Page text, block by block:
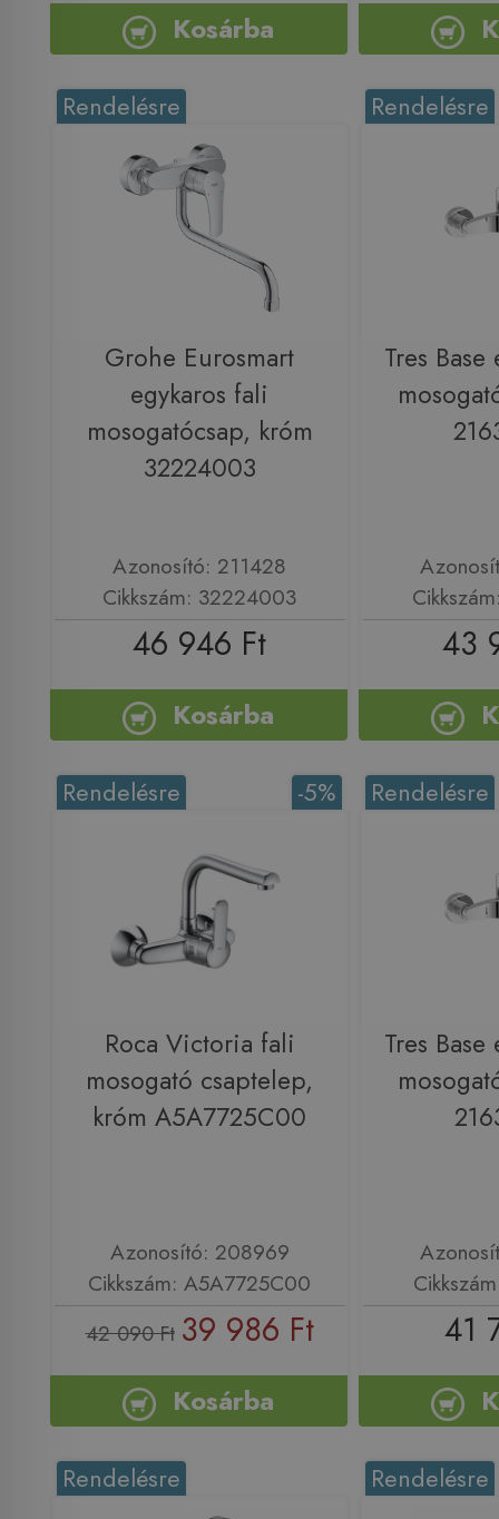
Kosárba
Rendelésre
Grohe Eurosmart
egykaros fali
mosogatócsap, króm
32224003
Azonosító: 211428
Cikkszám: 32224003
46 946 Ft
Kosárba
Rendelésre
Tres
43
-5%
Rendelésre
Roca Victoria fali
mosogató csaptelep,
króm A5A7725C00
Azonosító: 208969
Cikkszám: A5A7725C00
42 090 Ft 39 986 Ft
Kosárba
Rendelésre
Tres
41
Rendelésre Rendelésre